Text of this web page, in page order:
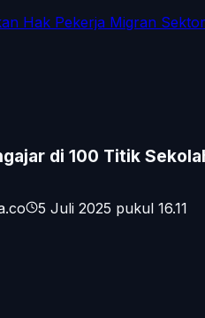
Hak Pekerja Migran Sektor
di 100 Titik
5 Juli 2025 pukul 16.11